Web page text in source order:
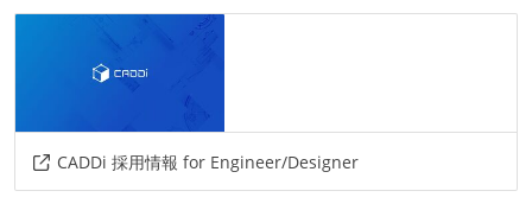
auth0
rest
graphql firestore gke
exposed
micronaut diesel tonic
tokio
CADDi 採用情報 for Engineer/Designer